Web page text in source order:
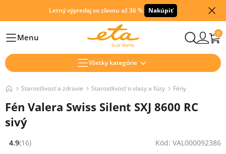
Letný výpredaj so zľavou až 36 % Nakúpiť
HlavníMenu 0
Všetky kategórie
Starostlivosť a zdravie Starostlivosť o vlasy a fúzy Fény
Fén Valera Swiss Silent SXJ 8600 RC
sivý
Hodnocení: 4.9 z 5 (16 recenzí)
4.9(16) Kód: VAL000092386